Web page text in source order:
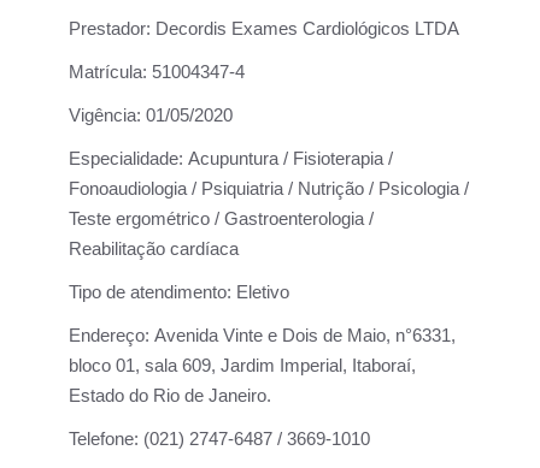
Prestador: Decordis Exames Cardiológicos LTDA
Matrícula: 51004347-4
Vigência: 01/05/2020
Especialidade: Acupuntura / Fisioterapia /
Fonoaudiologia / Psiquiatria / Nutrição / Psicologia /
Teste ergométrico / Gastroenterologia /
Reabilitação cardíaca
Tipo de atendimento: Eletivo
Endereço: Avenida Vinte e Dois de Maio, n°6331,
bloco 01, sala 609, Jardim Imperial, Itaboraí,
Estado do Rio de Janeiro.
Telefone: (021) 2747-6487 / 3669-1010